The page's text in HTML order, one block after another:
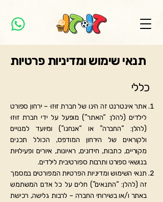
תנאי שימוש ומדיניות פרטיות
כללי
אתר אינטרנט זה הינו של חברת זוּזוּ – ירחון ספורט
לילדים (להלן: “האתר”) מופעל על ידי חברת זוּזוּ
(להלן: “החברה” או “אנחנו”) ומיועד למנויים
ולקוראים של הירחון המודפס, הכולל תכנים
מקוריים, כתבות, חידונים, ראיונות, איורים ופעילויות
בנושאי ספורט ותרבות ספורטיבית לילדים.
תנאי השימוש ומדיניות הפרטיות המפורטים במסמך
זה (להלן: “התנאים”) חלים על כל אדם המשתמש
באתר ו/או בשירותי החברה – לרבות גלישה, רכישת